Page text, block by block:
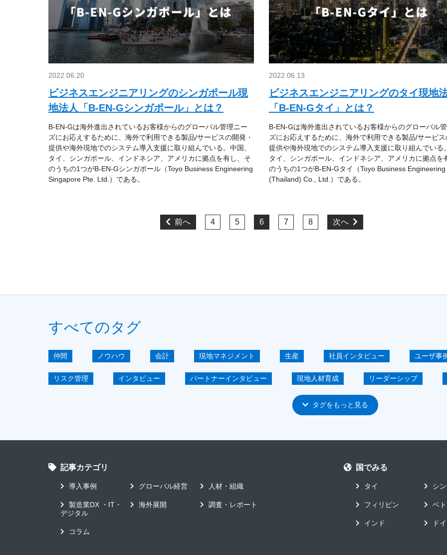
2022.06.20
ビジネスエンジニアリングのシンガポール現
地法人「B-EN-Gシンガポール」とは？
B-EN-Gは海外進出されているお客様からのグローバル管理ニー
ズにお応えするために、海外で利用できる製品/サービスの開発・
提供や海外現地でのシステム導入支援に取り組んでいる。中国、
タイ、シンガポール、インドネシア、アメリカに拠点を有し、そ
のうちの1つがB-EN-Gシンガポール（Toyo Business Engineering
Singapore Pte. Ltd.）である。
2022.06.13
ビジネスエンジニアリングのタイ現地
「B-EN-Gタイ」とは？
B-EN-Gは海外進出されているお客様からのグローバル
ズにお応えするために、海外で利用できる製品/サービ
提供や海外現地でのシステム導入支援に取り組んでいる
タイ、シンガポール、インドネシア、アメリカに拠点を
のうちの1つがB-EN-Gタイ（Toyo Business Engineering
(Thailand) Co., Ltd.）である。
前へ 4 5 6 7 8 次へ
すべてのタグ
仲間 ノウハウ 会計 現地マネジメント 生産 社員インタビュー ユーザ事
リスク管理 インタビュー パートナーインタビュー 現地人材育成 リーダーシップ
パートナー ERP
工場DX GLASIAOUS
データ利活用 リードタイム短縮 国内
タグをもっと見る
記事カテゴリ
導入事例 グローバル経営 人材・組織
製造業DX ・IT・
デジタル
海外展開 調査・レポート
コラム
国でみる
タイ シ
フィリピン ベ
インド ド